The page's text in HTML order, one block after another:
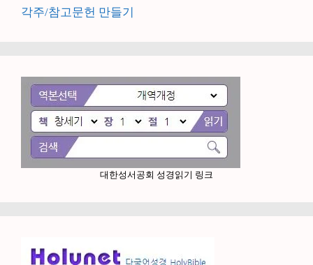
각주/참고문헌 만들기
대한성서공회 성경읽기 링크